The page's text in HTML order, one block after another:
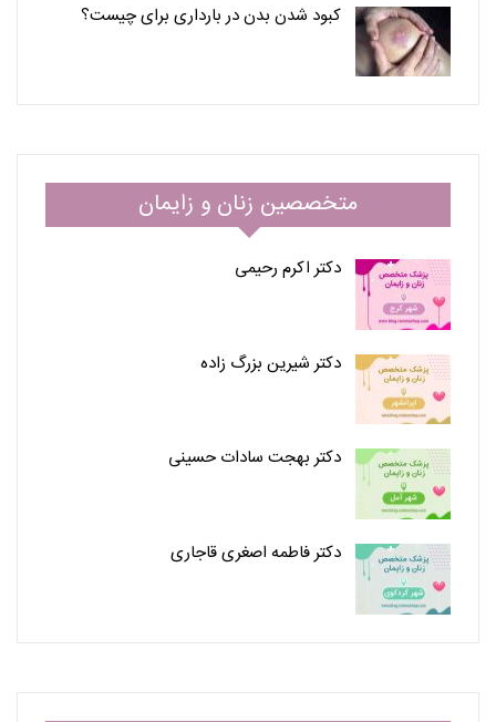
کبود شدن بدن در بارداری برای چیست؟
متخصصین زنان و زایمان
دکتر اکرم رحیمی
دکتر شیرین بزرگ زاده
دکتر بهجت سادات حسینی
دکتر فاطمه اصغری قاجاری